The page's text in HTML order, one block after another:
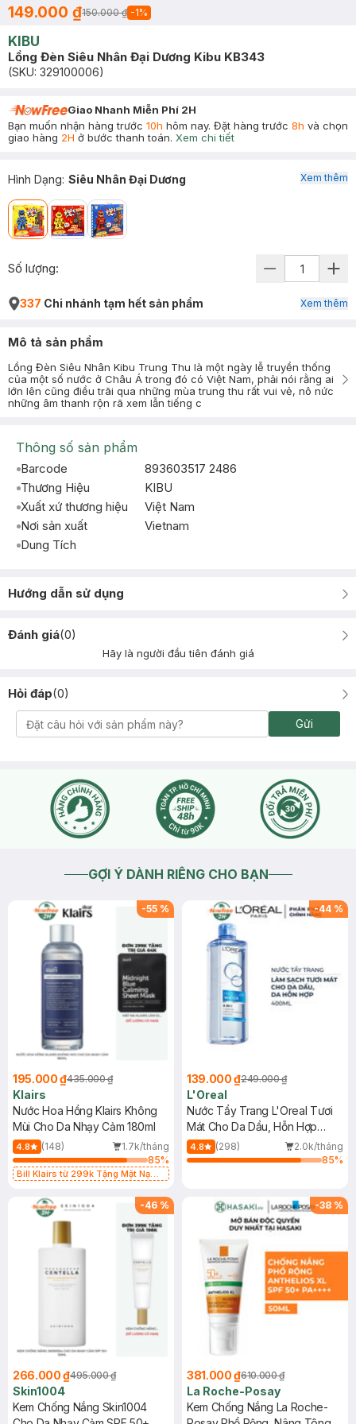
149.000 ₫150.000 ₫ -1%
KIBU
Lồng Đèn Siêu Nhân Đại Dương Kibu KB343
(SKU: 329100006)
Giao Nhanh Miễn Phí 2H
Bạn muốn nhận hàng trước 10h hôm nay. Đặt hàng trước 8h và chọn
giao hàng 2H ở bước thanh toán. Xem chi tiết
Hình Dạng: Siêu Nhân Đại Dương Xem thêm
Số lượng:
337 Chi nhánh tạm hết sản phẩm Xem thêm
Mô tả sản phẩm
Lồng Đèn Siêu Nhân Kibu Trung Thu là một ngày lễ truyền thống
của một số nước ở Châu Á trong đó có Việt Nam, phải nói rằng ai
lớn lên cũng điều trãi qua những mùa trung thu rất vui vẻ, nô nức
những âm thanh rộn rã xem lẫn tiếng c
Thông số sản phẩm
Barcode
893603517 2486
Thương Hiệu
KIBU
Xuất xứ thương hiệu
Việt Nam
Nơi sản xuất
Vietnam
Dung Tích
Hướng dẫn sử dụng
Đánh giá(0)
Hãy là người đầu tiên đánh giá
Hỏi đáp(0)
Gửi
GỢI Ý DÀNH RIÊNG CHO BẠN
-55 %
195.000 ₫435.000 ₫
Klairs
Nước Hoa Hồng Klairs Không
Mùi Cho Da Nhạy Cảm 180ml
4.8 (148)
1.7k/tháng
85%
Bill Klairs từ 299k Tặng Mặt Nạ
25ml (SL Có Hạn)
-44 %
139.000 ₫249.000 ₫
L'Oreal
Nước Tẩy Trang L'Oreal Tươi
Mát Cho Da Dầu, Hỗn Hợp
400ml
4.8 (298)
2.0k/tháng
85%
-46 %
266.000 ₫495.000 ₫
Skin1004
Kem Chống Nắng Skin1004
-38 %
381.000 ₫610.000 ₫
La Roche-Posay
Kem Chống Nắng La Roche-